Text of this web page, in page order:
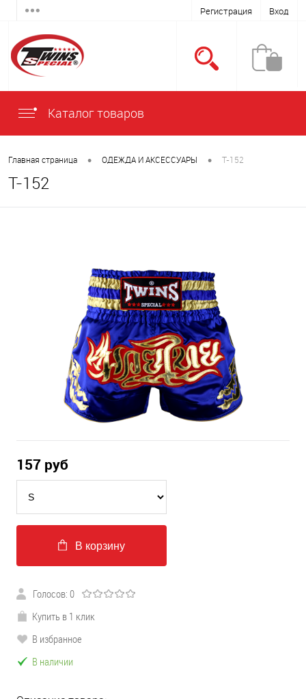
Регистрация Вход
Каталог товаров
Главная страница • ОДЕЖДА И АКСЕССУАРЫ • T-152
T-152
157 руб
В корзину
Голосов: 0
Купить в 1 клик
В избранное
В наличии